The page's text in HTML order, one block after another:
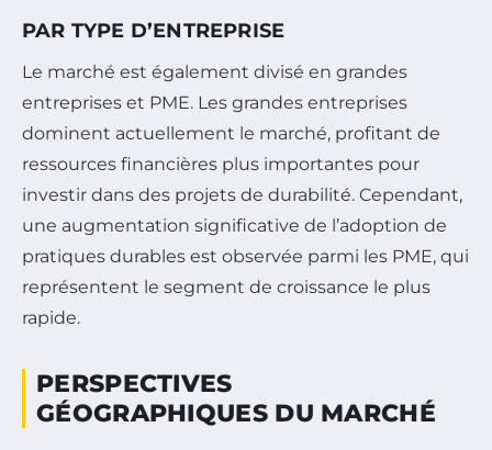
PAR TYPE D’ENTREPRISE
Le marché est également divisé en grandes
entreprises et PME. Les grandes entreprises
dominent actuellement le marché, profitant de
ressources financières plus importantes pour
investir dans des projets de durabilité. Cependant,
une augmentation significative de l’adoption de
pratiques durables est observée parmi les PME, qui
représentent le segment de croissance le plus
rapide.
PERSPECTIVES
GÉOGRAPHIQUES DU MARCHÉ